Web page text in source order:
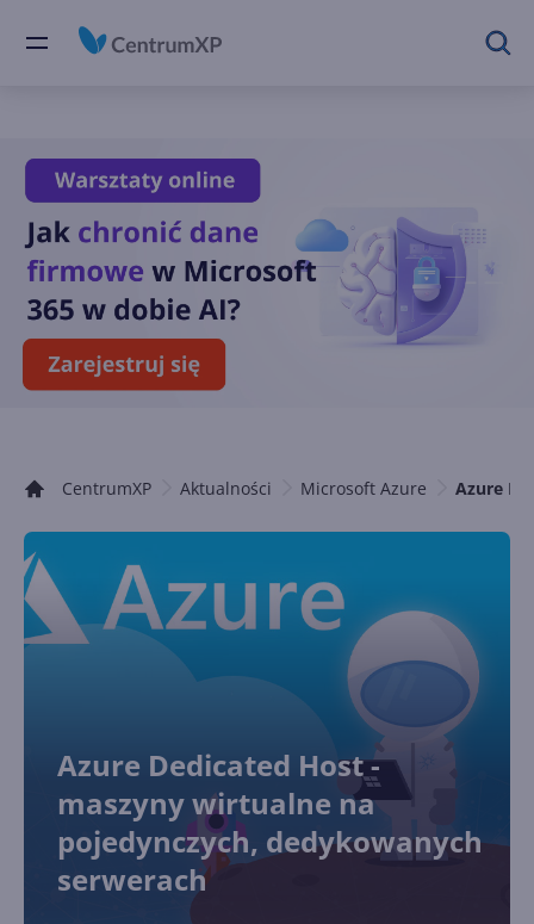
CentrumXP Aktualności Microsoft Azure Azure
Azure Dedicated Host -
maszyny wirtualne na
pojedynczych, dedykowanych
serwerach